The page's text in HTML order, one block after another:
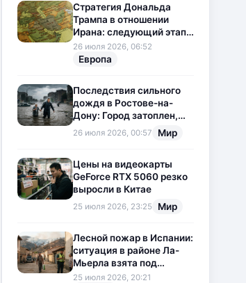
Стратегия Дональда
Трампа в отношении
Ирана: следующий этап
напряженности на
Ближнем Востоке
26 июля 2026, 06:52
Европа
Последствия сильного
дождя в Ростове-на-
Дону: Город затоплен,
свет отключен
26 июля 2026, 00:57 Мир
Цены на видеокарты
GeForce RTX 5060 резко
выросли в Китае
25 июля 2026, 23:25 Мир
Лесной пожар в Испании:
ситуация в районе Ла-
Мьерла взята под
контроль
25 июля 2026, 20:21